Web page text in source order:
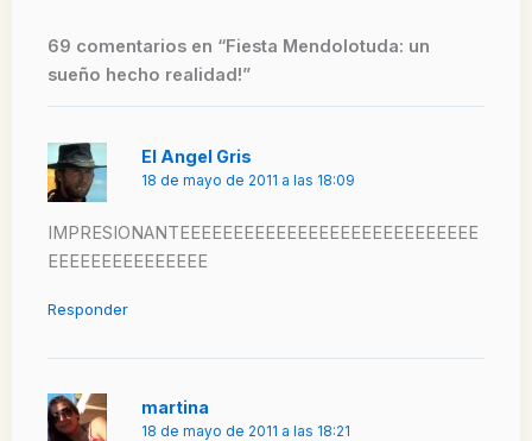
69 comentarios en “Fiesta Mendolotuda: un
sueño hecho realidad!”
El Angel Gris
18 de mayo de 2011 a las 18:09
IMPRESIONANTEEEEEEEEEEEEEEEEEEEEEEEEEEEE
EEEEEEEEEEEEEEE
Responder
martina
18 de mayo de 2011 a las 18:21